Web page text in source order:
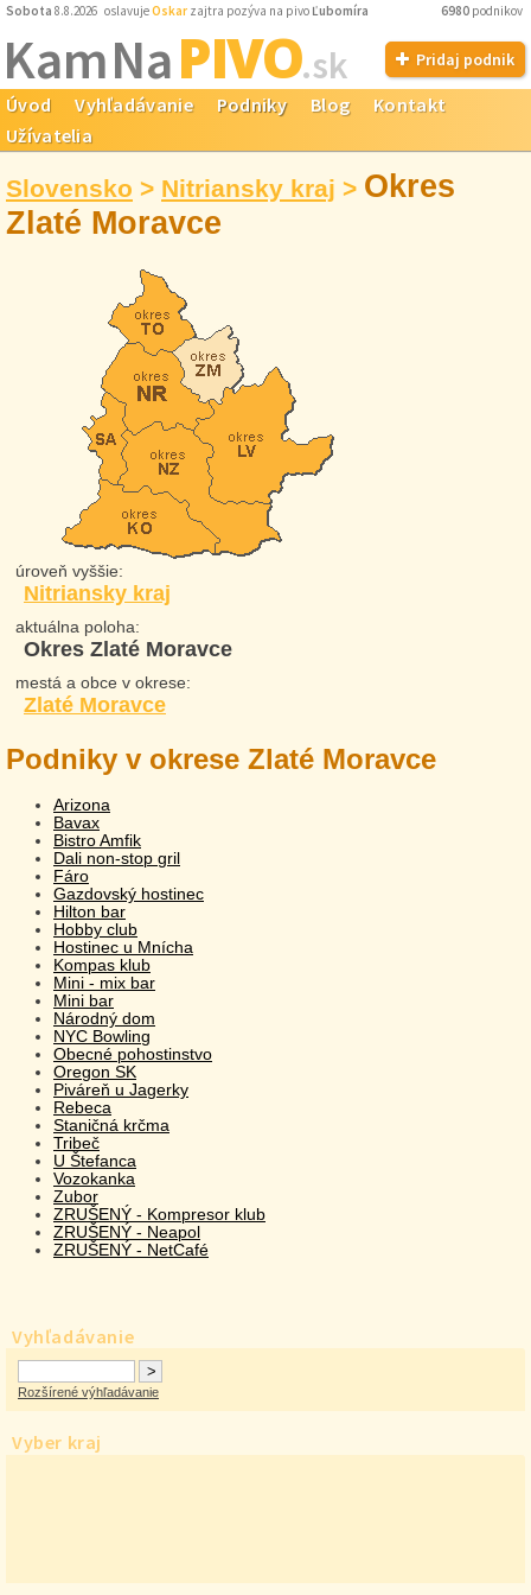
Sobota 8.8.2026 oslavujeOskar zajtra pozýva na pivo Ľubomíra 6980 podnikov
Kam NaPIVO.sk Pridaj podnik
Úvod Vyhľadávanie Podniky Blog
Kontakt
Užívatelia
Slovensko > Nitriansky kraj > Okres
Zlaté Moravce
Vyhľadávanie
Rozšírené výhľadávanie
Vyber kraj
úroveň vyššie:
Nitriansky kraj
aktuálna poloha:
Okres Zlaté Moravce
mestá a obce v okrese:
Zlaté Moravce
Podniky v okrese Zlaté Moravce
Arizona
Bavax
Bistro Amfik
Dali non-stop gril
Fáro
Gazdovský hostinec
Hilton bar
Hobby club
Hostinec u Mnícha
Kompas klub
Mini - mix bar
Mini bar
Národný dom
NYC Bowling
Obecné pohostinstvo
Oregon SK
Piváreň u Jagerky
Rebeca
Staničná krčma
Tribeč
U Štefanca
Vozokanka
Zubor
ZRUŠENÝ - Kompresor klub
ZRUŠENÝ - Neapol
ZRUŠENÝ - NetCafé